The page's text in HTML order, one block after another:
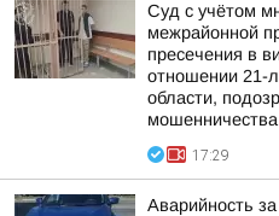
Суд с учётом
межрайонной
пресечения в
отношении 21-
области,
17:29
Аварийность